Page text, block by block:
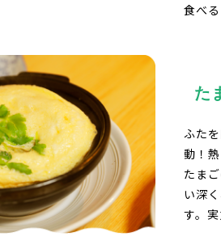
食べ
た
ふた
動！
たま
い深
す。